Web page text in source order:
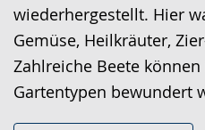
wiederhergestellt. Hier
Gemüse, Heilkräuter,
Zahlreiche Beete
Gartentypen bewundert